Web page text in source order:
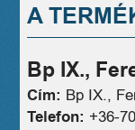
A
Bp IX.,
Cím: Bp IX.,
Telefon: +36-